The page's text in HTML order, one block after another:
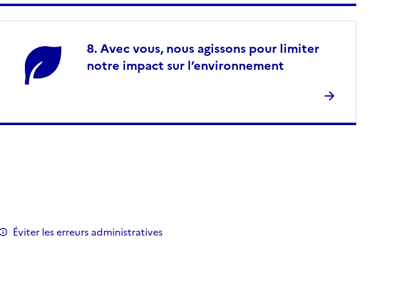
Avec vous, nous agissons pour limiter
notre impact sur l’environnement
Éviter les erreurs administratives